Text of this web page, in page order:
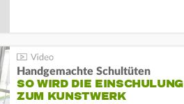
Handgemachte Schultüten
SO WIRD DIE EINSCHULUNG
ZUM KUNSTWERK